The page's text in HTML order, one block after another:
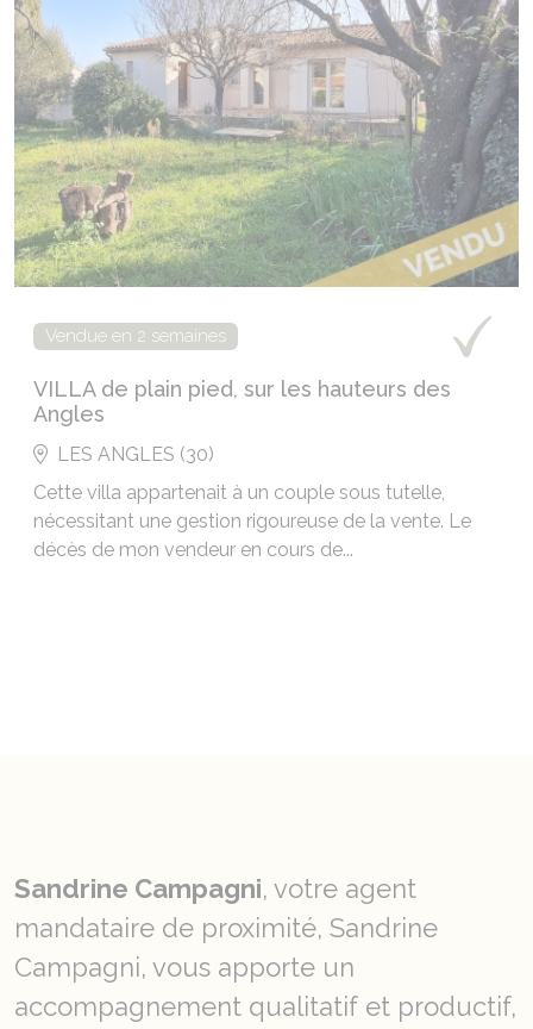
Vendue en 2 semaines
VILLA de plain pied, sur les hauteurs des
Angles
LES ANGLES (30)
Cette villa appartenait à un couple sous tutelle,
nécessitant une gestion rigoureuse de la vente. Le
décès de mon vendeur en cours de...
Sandrine Campagni, votre agent
mandataire de proximité, Sandrine
Campagni, vous apporte un
accompagnement qualitatif et productif,